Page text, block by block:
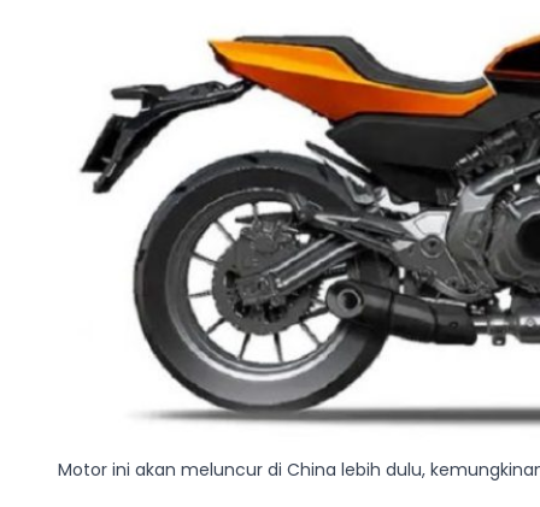
Motor ini akan meluncur di China lebih dulu,